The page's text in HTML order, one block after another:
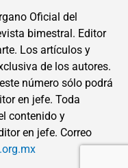
Oficial del
bimestral. Editor
Los artículos y
de los autores.
número sólo podrá
en jefe. Toda
contenido y
en jefe. Correo